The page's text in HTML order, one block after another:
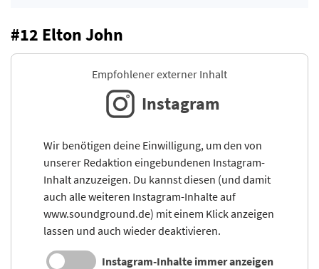
#12 Elton John
Empfohlener externer Inhalt
Instagram
Wir benötigen deine Einwilligung, um den von
unserer Redaktion eingebundenen Instagram-
Inhalt anzuzeigen. Du kannst diesen (und damit
auch alle weiteren Instagram-Inhalte auf
www.soundground.de) mit einem Klick anzeigen
lassen und auch wieder deaktivieren.
Instagram-Inhalte immer anzeigen